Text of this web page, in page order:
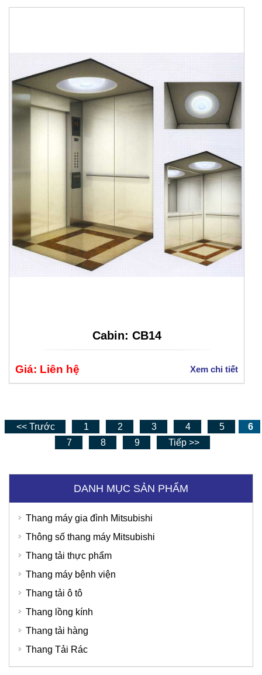
Cabin: CB14
Giá: Liên hệ Xem chi tiết
<< Trước 1 2 3 4 5
6
7
8 9 Tiếp >>
DANH MỤC SẢN PHẨM
Thang máy gia đình Mitsubishi
Thông số thang máy Mitsubishi
Thang tải thực phẩm
Thang máy bệnh viện
Thang tải ô tô
Thang lồng kính
Thang tải hàng
Thang Tải Rác